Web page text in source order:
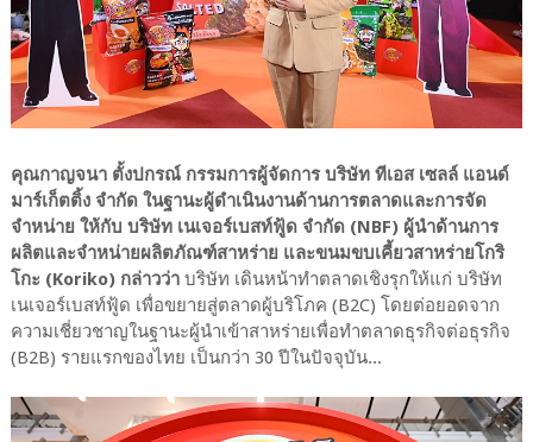
คุณกาญจนา ตั้งปกรณ์ กรรมการผู้จัดการ บริษัท ทีเอส เซลล์ แอนด์
มาร์เก็ตติ้ง จำกัด ในฐานะผู้ดำเนินงานด้านการตลาดและการจัด
จำหน่าย ให้กับ บริษัท เนเจอร์เบสท์ฟู้ด จำกัด (NBF) ผู้นำด้านการ
ผลิตและจำหน่ายผลิตภัณฑ์สาหร่าย และขนมขบเคี้ยวสาหร่ายโกริ
โกะ (Koriko) กล่าวว่าบริษัท เดินหน้าทำตลาดเชิงรุกให้แก่ บริษัท
เนเจอร์เบสท์ฟู้ด เพื่อขยายสู่ตลาดผู้บริโภค (B2C) โดยต่อยอดจาก
ความเชี่ยวชาญในฐานะผู้นำเข้าสาหร่ายเพื่อทำตลาดธุรกิจต่อธุรกิจ
(B2B) รายแรกของไทย เป็นกว่า 30 ปีในปัจจุบัน...